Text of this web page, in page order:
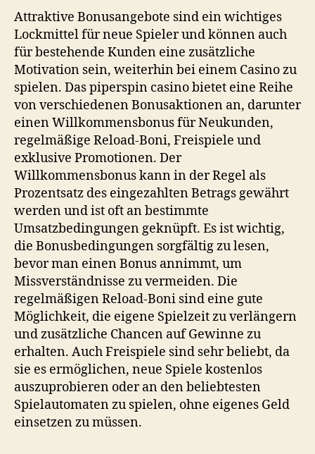
Attraktive Bonusangebote sind ein wichtiges
Lockmittel für neue Spieler und können auch
für bestehende Kunden eine zusätzliche
Motivation sein, weiterhin bei einem Casino zu
spielen. Daspiperspin casinobietet eine Reihe
von verschiedenen Bonusaktionen an, darunter
einen Willkommensbonus für Neukunden,
regelmäßige Reload-Boni, Freispiele und
exklusive Promotionen. Der
Willkommensbonus kann in der Regel als
Prozentsatz des eingezahlten Betrags gewährt
werden und ist oft an bestimmte
Umsatzbedingungen geknüpft. Es ist wichtig,
die Bonusbedingungen sorgfältig zu lesen,
bevor man einen Bonus annimmt, um
Missverständnisse zu vermeiden. Die
regelmäßigen Reload-Boni sind eine gute
Möglichkeit, die eigene Spielzeit zu verlängern
und zusätzliche Chancen auf Gewinne zu
erhalten. Auch Freispiele sind sehr beliebt, da
sie es ermöglichen, neue Spiele kostenlos
auszuprobieren oder an den beliebtesten
Spielautomaten zu spielen, ohne eigenes Geld
einsetzen zu müssen.